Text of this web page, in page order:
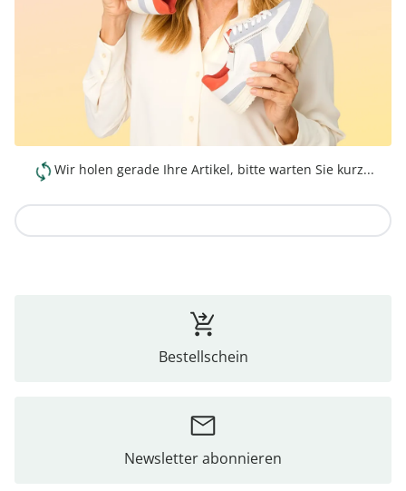
Wir holen gerade Ihre Artikel, bitte warten Sie kurz...
Bestellschein
Newsletter abonnieren